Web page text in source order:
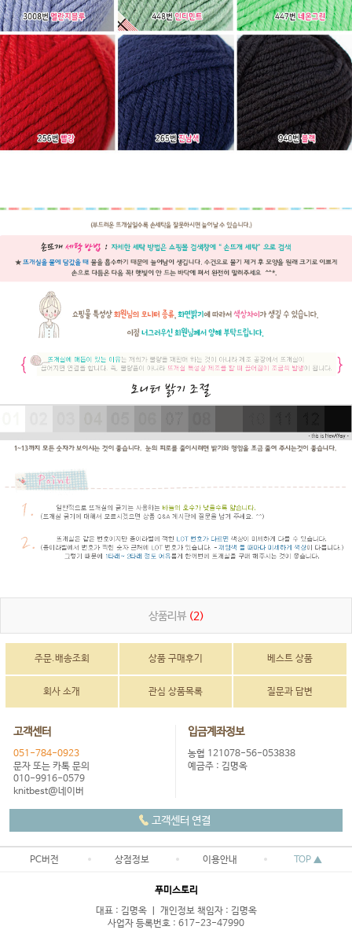
상품리뷰 (2)
주문.배송조회 상품 구매후기 베스트 상품
회사 소개 관심 상품목록 질문과 답변
고객센터
051-784-0923
문자 또는 카톡 문의
010-9916-0579
knitbest@네이버
입금계좌정보
농협 121078-56-053838
예금주 : 김명옥
고객센터 연결
PC버전 상점정보 이용안내 TOP ▲
푸미스토리
대표 : 김명옥 ㅣ 개인정보 책임자 : 김명옥
사업자 등록번호 : 617-23-47990